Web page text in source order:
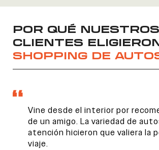
POR QUÉ NUESTROS
CLIENTES
SHOPPING DE
Vine desde el interior por
de un amigo. La variedad de
atención hicieron que valiera la
viaje.